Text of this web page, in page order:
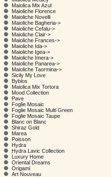
Maiolica Mix Azul
Maioliche Florence
Maioliche Novelli
Maioliche Bagheria->
Maioliche Cefalu->
Maioliche Clair->
Maioliche Frances->
Maioliche Ida->
Maioliche Igea->
Maioliche Imera->
Maioliche Panarea->
Maioliche Taormina->
Sicily My Love
Byblos
Maiolica Mix Tortora
Mood Collection
Pave
Foglie Mosaic
Foglie Mosaic Multi Green
Foglie Mosaic Taupe
Blanc on Blanc
Shiraz Gold
Marea
Poisson
Hydra
Hydra Lavic Collection
Luxury Home
Oriental Dreams
Origami
Art Nouveau